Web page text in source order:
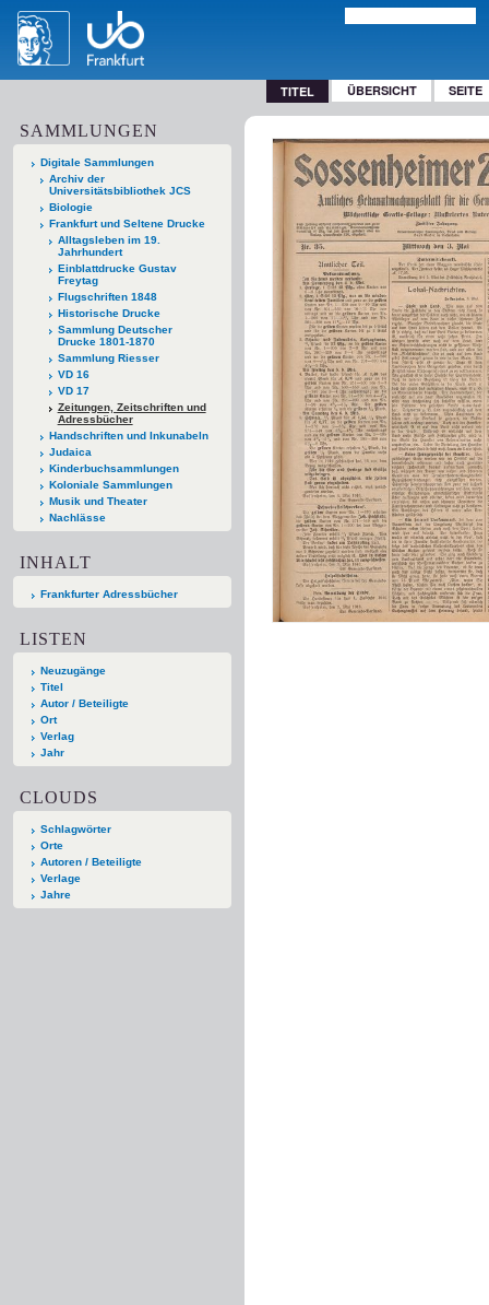
TITEL ÜBERSICHT SEITE
SAMMLUNGEN
Digitale Sammlungen
Archiv der
Universitätsbibliothek JCS
Biologie
Frankfurt und Seltene Drucke
Alltagsleben im 19.
Jahrhundert
Einblattdrucke Gustav
Freytag
Flugschriften 1848
Historische Drucke
Sammlung Deutscher
Drucke 1801-1870
Sammlung Riesser
VD 16
VD 17
Zeitungen, Zeitschriften und
Adressbücher
Handschriften und Inkunabeln
Judaica
Kinderbuchsammlungen
Koloniale Sammlungen
Musik und Theater
Nachlässe
INHALT
Frankfurter Adressbücher
LISTEN
Neuzugänge
Titel
Autor / Beteiligte
Ort
Verlag
Jahr
CLOUDS
Schlagwörter
Orte
Autoren / Beteiligte
Verlage
Jahre